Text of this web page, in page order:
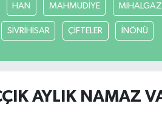
HAN MAHMUDİYE MİHALGAZİ
SİVRİHİSAR ÇİFTELER İNÖNÜ
AYLIK NAMAZ